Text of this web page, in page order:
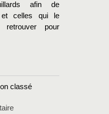
afin de
celles qui le
pour
classé